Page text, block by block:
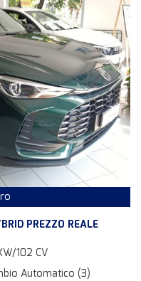
PREZZO REALE
102 CV
Automatico (3)